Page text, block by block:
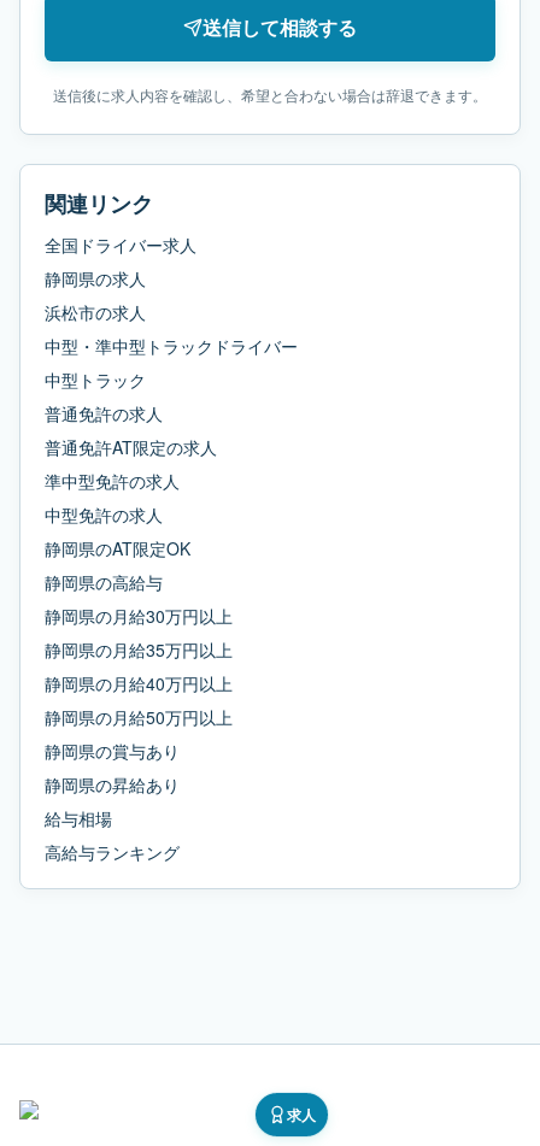
送信して相談する
送信後に求人内容を確認し、希望と合わない場合は辞退できます。
関連リンク
全国ドライバー求人
静岡県の求人
浜松市の求人
中型・準中型トラックドライバー
中型トラック
普通免許の求人
普通免許AT限定の求人
準中型免許の求人
中型免許の求人
静岡県のAT限定OK
静岡県の高給与
静岡県の月給30万円以上
静岡県の月給35万円以上
静岡県の月給40万円以上
静岡県の月給50万円以上
静岡県の賞与あり
静岡県の昇給あり
給与相場
高給与ランキング
求人